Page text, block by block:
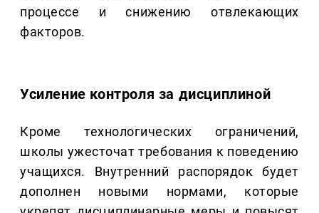
процессе и снижению отвлекающих
факторов.
Усиление контроля за дисциплиной
Кроме технологических ограничений,
школы ужесточат требования к поведению
учащихся. Внутренний распорядок будет
дополнен новыми нормами, которые